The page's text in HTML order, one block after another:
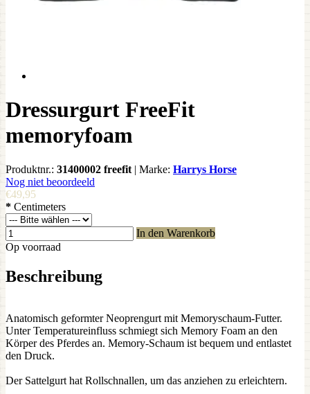
Dressurgurt FreeFit
memoryfoam
Produktnr.: 31400002 freefit | Marke: Harrys Horse
Nog niet beoordeeld
€49,95
* Centimeters
In den Warenkorb
Op voorraad
Beschreibung
Anatomisch geformter Neoprengurt mit Memoryschaum-Futter.
Unter Temperatureinfluss schmiegt sich Memory Foam an den
Körper des Pferdes an. Memory-Schaum ist bequem und entlastet
den Druck.
Der Sattelgurt hat Rollschnallen, um das anziehen zu erleichtern.